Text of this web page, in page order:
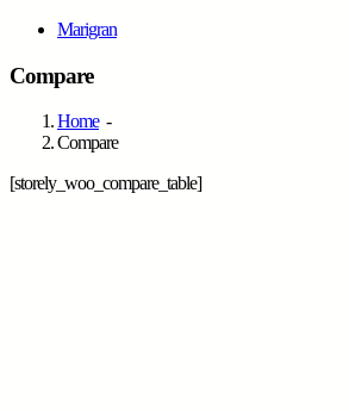
Marigran
Compare
Home-
Compare
[storely_woo_compare_table]